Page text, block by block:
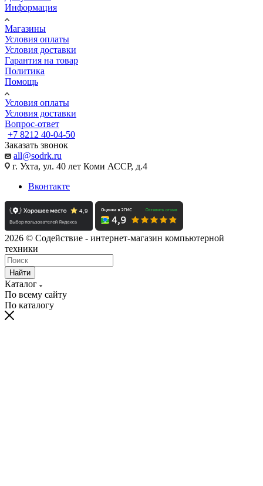
Информация
Магазины
Условия оплаты
Условия доставки
Гарантия на товар
Политика
Помощь
Условия оплаты
Условия доставки
Вопрос-ответ
+7 8212 40-04-50
Заказать звонок
all@sodrk.ru
г. Ухта, ул. 40 лет Коми АССР, д.4
Вконтакте
2026 © Содействие - интернет-магазин компьютерной
техники
Найти
Каталог
По всему сайту
По каталогу